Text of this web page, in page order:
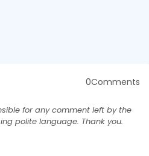
0Comments
for any comment left by the
polite language. Thank you.